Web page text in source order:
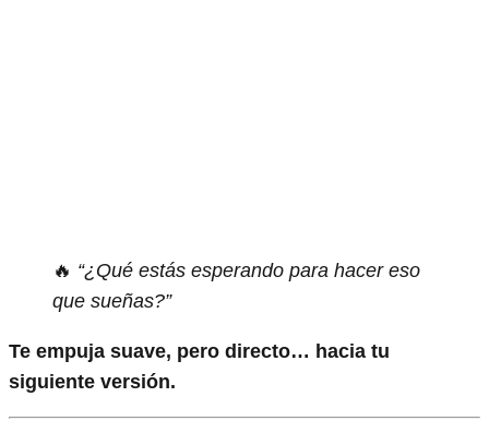
🔥 “¿Qué estás esperando para hacer eso
que sueñas?”
Te empuja suave, pero directo… hacia tu
siguiente versión.